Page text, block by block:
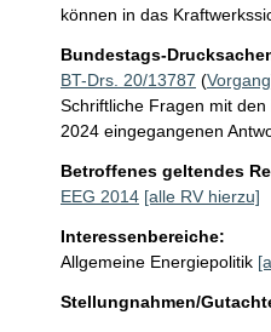
können in das
Bundestags-
BT-Drs. 20/13787 (Vorgang
Schriftliche Fragen mit
2024 eingegangenen
Betroffenes geltendes
EEG 2014 [alle RV hierzu]
Interessenbereiche:
Allgemeine Energiepolitik
Stellungnahmen/